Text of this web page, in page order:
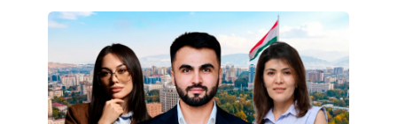
ВНЕШНЕГО
ВИДА
НОВОГО
УСТРОЙСТВА
ОТ